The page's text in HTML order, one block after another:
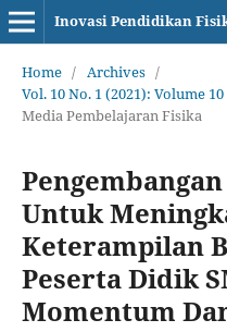
Inovasi Pendidikan
Home / Archives /
Vol. 10 No. 1 (2021): Volume
Media Pembelajaran Fisika
Untuk
Keterampilan
Peserta Didik
Momentum